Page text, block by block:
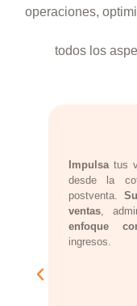
operaciones,
todos los
Impulsatus
desde la
postventa.
ventas,
enfoque
ingresos.